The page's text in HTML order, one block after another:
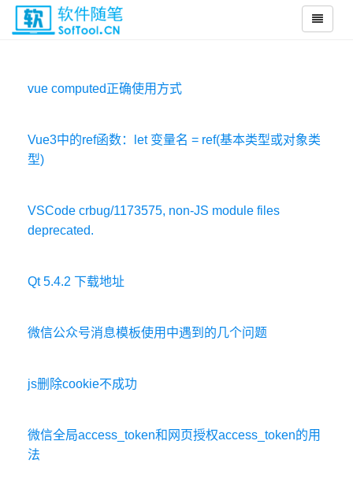
vue computed正确使用方式
Vue3中的ref函数：let 变量名 = ref(基本类型或对象类
型)
VSCode crbug/1173575, non-JS module files
deprecated.
Qt 5.4.2 下载地址
微信公众号消息模板使用中遇到的几个问题
js删除cookie不成功
微信全局access_token和网页授权access_token的用
法